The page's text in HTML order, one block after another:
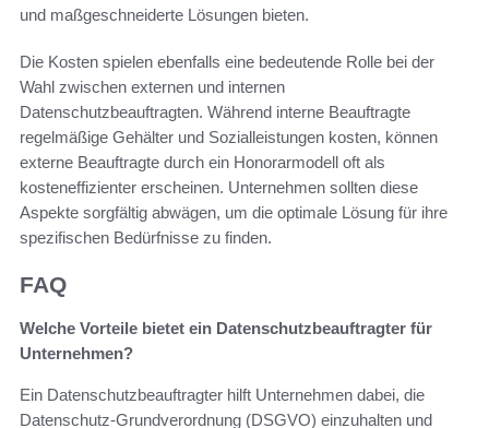
und maßgeschneiderte Lösungen bieten.
Die Kosten spielen ebenfalls eine bedeutende Rolle bei der
Wahl zwischen externen und internen
Datenschutzbeauftragten. Während interne Beauftragte
regelmäßige Gehälter und Sozialleistungen kosten, können
externe Beauftragte durch ein Honorarmodell oft als
kosteneffizienter erscheinen. Unternehmen sollten diese
Aspekte sorgfältig abwägen, um die optimale Lösung für ihre
spezifischen Bedürfnisse zu finden.
FAQ
Welche Vorteile bietet ein Datenschutzbeauftragter für
Unternehmen?
Ein Datenschutzbeauftragter hilft Unternehmen dabei, die
Datenschutz-Grundverordnung (DSGVO) einzuhalten und